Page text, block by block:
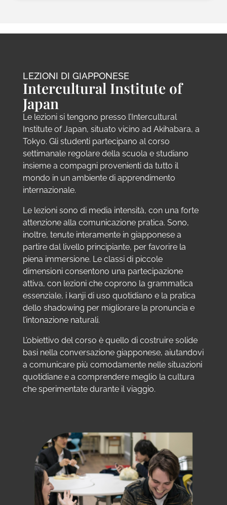
LEZIONI DI GIAPPONESE
Intercultural Institute of
Japan
Le lezioni si tengono presso l’Intercultural
Institute of Japan, situato vicino ad Akihabara, a
Tokyo. Gli studenti partecipano al corso
settimanale regolare della scuola e studiano
insieme a compagni provenienti da tutto il
mondo in un ambiente di apprendimento
internazionale.
Le lezioni sono di media intensità, con una forte
attenzione alla comunicazione pratica. Sono,
inoltre, tenute interamente in giapponese a
partire dal livello principiante, per favorire la
piena immersione. Le classi di piccole
dimensioni consentono una partecipazione
attiva, con lezioni che coprono la grammatica
essenziale, i kanji di uso quotidiano e la pratica
dello shadowing per migliorare la pronuncia e
l’intonazione naturali.
L’obiettivo del corso è quello di costruire solide
basi nella conversazione giapponese, aiutandovi
a comunicare più comodamente nelle situazioni
quotidiane e a comprendere meglio la cultura
che sperimentate durante il viaggio.